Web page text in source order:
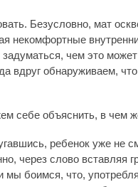
Безусловно, мат
некомфортные
чем это
вдруг обнаруживаем,
себе объяснить, в чем
ребенок уже не
через слово вставляя
мы боимся, что,